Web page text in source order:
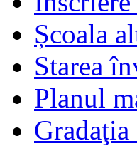
Școala
Starea
Planul